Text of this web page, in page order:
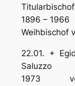
1896 –
Weihbischof
22.01. +
1973